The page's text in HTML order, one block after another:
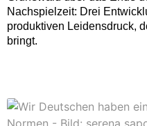
Nachspielzeit: Drei
produktiven Leidensdruck,
bringt.